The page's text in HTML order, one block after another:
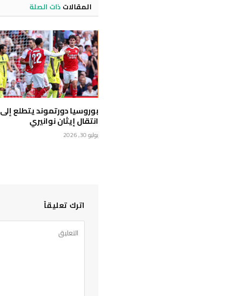
المقالات ذات الصلة
بوروسيا دورتموند يتطلع إلى
انتقال إيثان نوانيري
يوليو 30, 2026
اترك تعليقاً